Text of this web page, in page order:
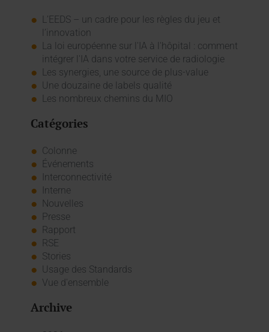
L’EEDS – un cadre pour les règles du jeu et
l’innovation
La loi européenne sur l'IA à l'hôpital : comment
intégrer l'IA dans votre service de radiologie
Les synergies, une source de plus-value
Une douzaine de labels qualité
Les nombreux chemins du MIO
Catégories
Colonne
Événements
Interconnectivité
Interne
Nouvelles
Presse
Rapport
RSE
Stories
Usage des Standards
Vue d'ensemble
Archive